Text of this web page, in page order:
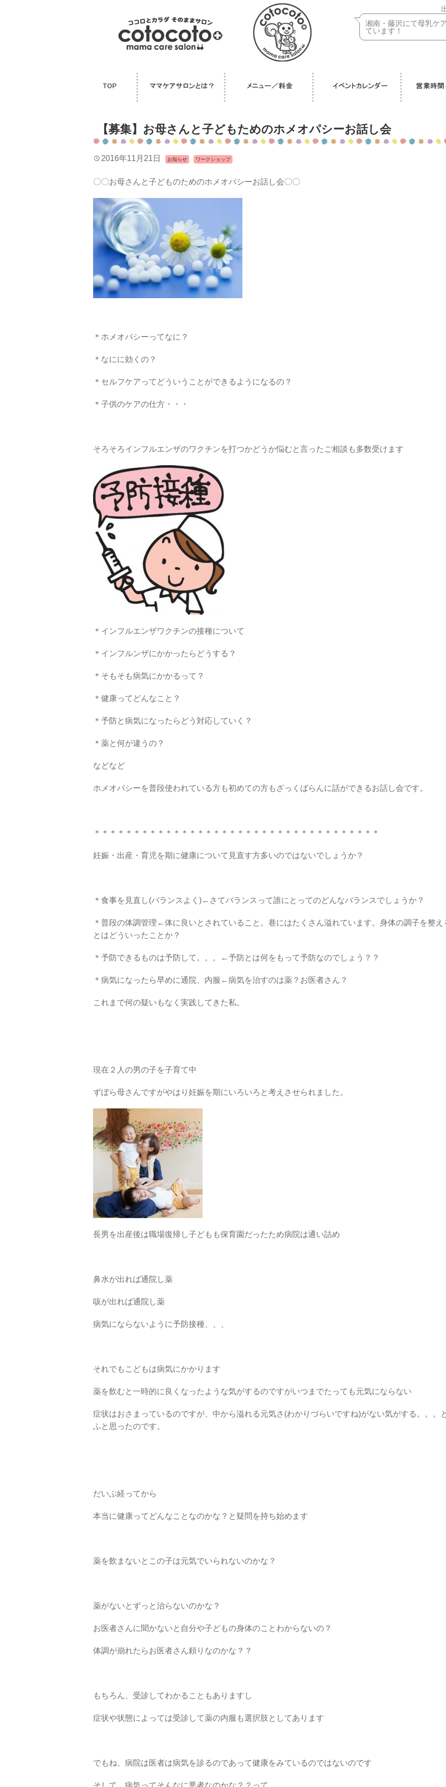
湘南・藤沢にて母乳ケ
ています！
【募集】お母さんと子どもためのホメオパシーお話し会
2016年11月21日 お知らせ ワークショップ
〇〇お母さんと子どものためのホメオパシーお話し会〇〇
＊ホメオパシーってなに？
＊なにに効くの？
＊セルフケアってどういうことができるようになるの？
＊子供のケアの仕方・・・
そろそろインフルエンザのワクチンを打つかどうか悩むと言ったご相談も多数受けます
＊インフルエンザワクチンの接種について
＊インフルンザにかかったらどうする？
＊そもそも病気にかかるって？
＊健康ってどんなこと？
＊予防と病気になったらどう対応していく？
＊薬と何が違うの？
などなど
ホメオパシーを普段使われている方も初めての方もざっくばらんに話ができるお話し会です。
＊＊＊＊＊＊＊＊＊＊＊＊＊＊＊＊＊＊＊＊＊＊＊＊＊＊＊＊＊＊＊＊＊＊＊＊
妊娠・出産・育児を期に健康について見直す方多いのではないでしょうか？
＊食事を見直し(バランスよく)←さてバランスって誰にとってのどんなバランスでしょうか？
＊普段の体調管理←体に良いとされていること。巷にはたくさん溢れています。身体の調子を整え
とはどういったことか？
＊予防できるものは予防して。。。←予防とは何をもって予防なのでしょう？？
＊病気になったら早めに通院、内服←病気を治すのは薬？お医者さん？
これまで何の疑いもなく実践してきた私。
現在２人の男の子を子育て中
ずぼら母さんですがやはり妊娠を期にいろいろと考えさせられました。
長男を出産後は職場復帰し子どもも保育園だったため病院は通い詰め
鼻水が出れば通院し薬
咳が出れば通院し薬
病気にならないように予防接種、、、
それでもこどもは病気にかかります
薬を飲むと一時的に良くなったような気がするのですがいつまでたっても元気にならない
症状はおさまっているのですが、中から溢れる元気さ(わかりづらいですね)がない気がする。。。
ふと思ったのです。
だいぶ経ってから
本当に健康ってどんなことなのかな？と疑問を持ち始めます
薬を飲まないとこの子は元気でいられないのかな？
薬がないとずっと治らないのかな？
お医者さんに聞かないと自分や子どもの身体のことわからないの？
体調が崩れたらお医者さん頼りなのかな？？
もちろん、受診してわかることもありますし
症状や状態によっては受診して薬の内服も選択肢としてあります
でもね、病院は医者は病気を診るのであって健康をみているのではないのです